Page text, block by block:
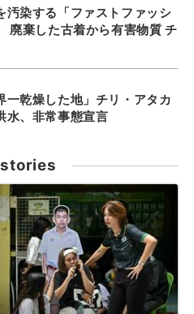
汚染する「ファストファッシ
廃棄した古着から有害物質 チ
一乾燥した地」チリ・アタカ
水、非常事態宣言